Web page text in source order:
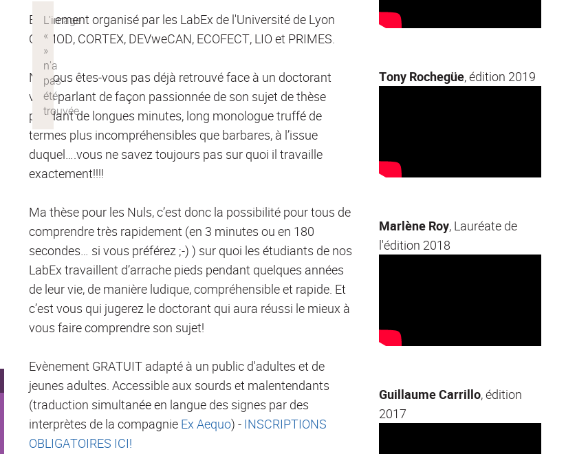
Evènement organisé par les LabEx de l'Université de Lyon
COMOD, CORTEX, DEVweCAN, ECOFECT, LIO et PRIMES.
Ne vous êtes-vous pas déjà retrouvé face à un doctorant
vous parlant de façon passionnée de son sujet de thèse
pendant de longues minutes, long monologue truffé de
termes plus incompréhensibles que barbares, à l’issue
duquel….vous ne savez toujours pas sur quoi il travaille
exactement!!!!
Ma thèse pour les Nuls, c’est donc la possibilité pour tous de
comprendre très rapidement (en 3 minutes ou en 180
secondes… si vous préférez ;-) ) sur quoi les étudiants de nos
LabEx travaillent d’arrache pieds pendant quelques années
de leur vie, de manière ludique, compréhensible et rapide. Et
c’est vous qui jugerez le doctorant qui aura réussi le mieux à
vous faire comprendre son sujet!
Evènement GRATUIT adapté à un public d'adultes et de
jeunes adultes. Accessible aux sourds et malentendants
(traduction simultanée en langue des signes par des
interprètes de la compagnie Ex Aequo) - INSCRIPTIONS
OBLIGATOIRES ICI!
Tony Rochegüe, édition 2019
Marlène Roy, Lauréate de
l'édition 2018
Guillaume Carrillo, édition
2017